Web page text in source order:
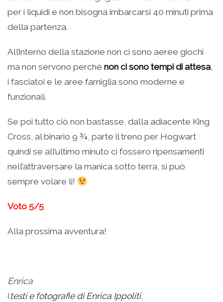
per i liquidi e non bisogna imbarcarsi 40 minuti prima
della partenza.
All’interno della stazione non ci sono aeree giochi
ma non servono perché non ci sono tempi di attesa,
i fasciatoi e le aree famiglia sono moderne e
funzionali.
Se poi tutto ciò non bastasse, dalla adiacente King
Cross, al binario 9 ¾, parte il treno per Hogwart
quindi se all’ultimo minuto ci fossero ripensamenti
nell’attraversare la manica sotto terra, si può
sempre volare li!
Voto 5/5
Alla prossima avventura!
Enrica
(testi e fotografie di Enrica Ippoliti,